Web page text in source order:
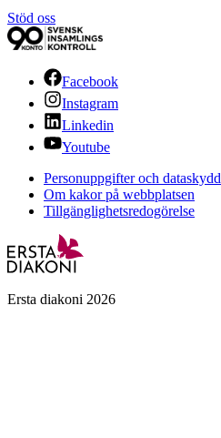
Stöd oss
Facebook
Instagram
Linkedin
Youtube
Personuppgifter och dataskydd
Om kakor på webbplatsen
Tillgänglighetsredogörelse
Ersta diakoni 2026